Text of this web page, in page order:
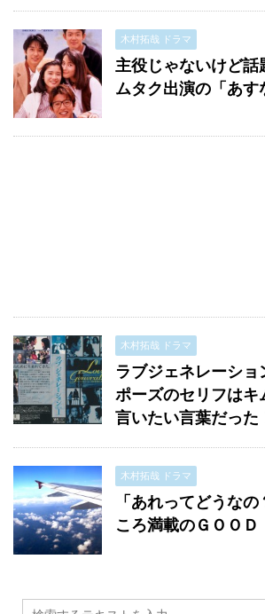
木村拓哉 ドラマ
主役じゃないけど話
ムタク出演の「あす
木村拓哉 ドラマ
ラブジェネレーシ
ポーズのセリフはキ
言いたい言葉だった
木村拓哉 ドラマ
「あれってどうな
ころ満載のＧＯＯ